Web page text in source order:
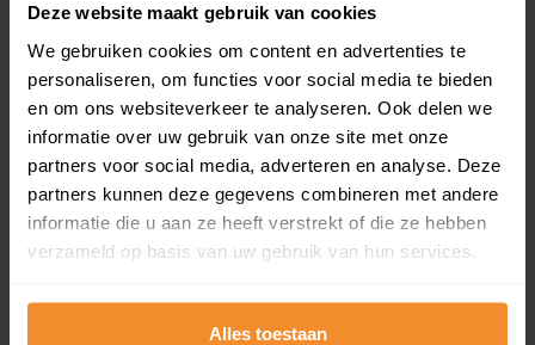
Deze website maakt gebruik van cookies
We gebruiken cookies om content en advertenties te
personaliseren, om functies voor social media te bieden
en om ons websiteverkeer te analyseren. Ook delen we
informatie over uw gebruik van onze site met onze
partners voor social media, adverteren en analyse. Deze
partners kunnen deze gegevens combineren met andere
informatie die u aan ze heeft verstrekt of die ze hebben
verzameld op basis van uw gebruik van hun services.
Alles toestaan
Bouwjaar